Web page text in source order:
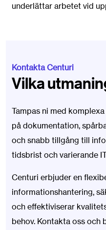
underlättar arbetet vid
Kontakta Centuri
Vilka
Tampas ni med
på dokumentation,
och snabb tillgång till
tidsbrist och varierande
Centuri erbjuder en
informationshantering,
och effektiviserar
behov. Kontakta oss och